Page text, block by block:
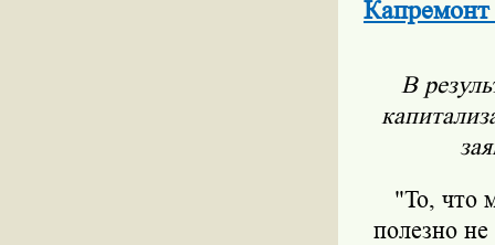
Капремонт
В
"То, что
полезно